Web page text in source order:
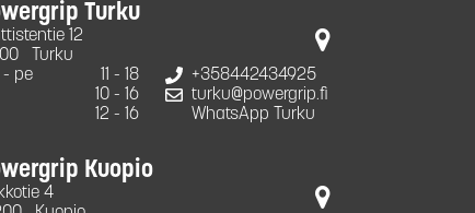
Turku
12
Turku
- pe
11 - 18
10 - 16
12 - 16
+358442434925
turku@powergrip.fi
WhatsApp Turku
Kuopio
4